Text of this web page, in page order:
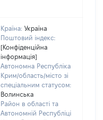
Країна: Україна
Поштовий індекс:
[Конфіденційна
інформація]
Автономна Республіка
Крим/область/місто зі
спеціальним статусом:
Волинська
Район в області та
Автономній Республіці